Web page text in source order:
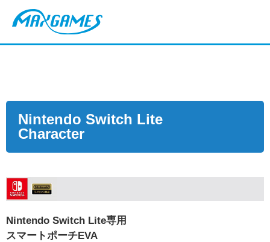
Nintendo Switch Lite
Character
Nintendo Switch Lite専用
スマートポーチEVA